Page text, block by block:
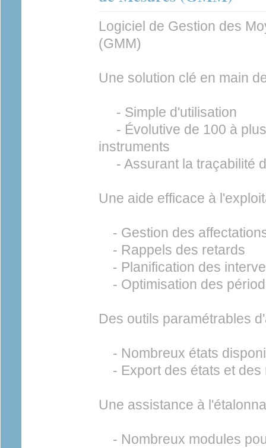
Logiciel de Gestion des
(GMM)
Une solution clé en main
- Simple d'utilisation
- Évolutive de 100 à
instruments
- Assurant la traçabilité
Une aide efficace à
- Gestion des
- Rappels des retards
- Planification des
- Optimisation des
Des outils paramétrables
- Nombreux états
- Export des états et des
Une assistance à
- Nombreux modules